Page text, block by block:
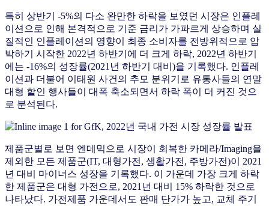
특히 상반기 -5%의 다소 완만한 하락을 보였던 시장은 인플레
이션으로 인해 본격적으로 기준 금리가 가파르게 상승하며 실
질적인 인플레이션의 영향이 최종 소비자를 전방위적으로 압
박하기 시작한 2022년 하반기에 더 크게 하락, 2022년 하반기
에는 -16%의 성장률(2021년 하반기 대비)을 기록했다. 인플레
이션과 더불어 이태원 사건의 추모 분위기로 유통사들의 연말
대형 할인 행사들이 대폭 축소되면서 하락 폭이 더 커진 것으
로 분석된다.
제품군별로 보면 엔데믹으로 시장이 회복한 카메라/Imaging을
제외한 모든 제품군(IT, 대형가전, 생활가전, 주방가전)이 2021
년 대비 마이너스 성장을 기록했다. 이 가운데 가장 크게 하락
한 제품군은 대형 가전으로, 2021년 대비 15% 하락한 것으로
나타났다. 가전제품 가운데서도 판매 단가가 높고, 교체 주기